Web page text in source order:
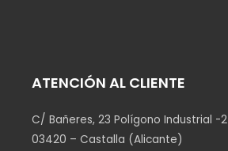
ATENCIÓN AL CLIENTE
C/ Bañeres, 23 Polígono Industrial -2
03420 – Castalla (Alicante)